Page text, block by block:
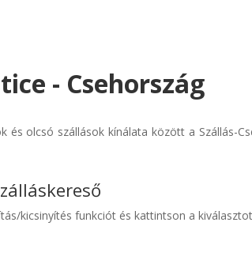
- Csehország
olcsó szállások kínálata között a Szállás-
kicsinyítés funkciót és kattintson a